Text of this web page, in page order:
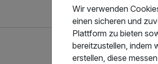
Wir verwenden
einen sicheren und
Plattform zu bieten
bereitzustellen, indem
erstellen, diese